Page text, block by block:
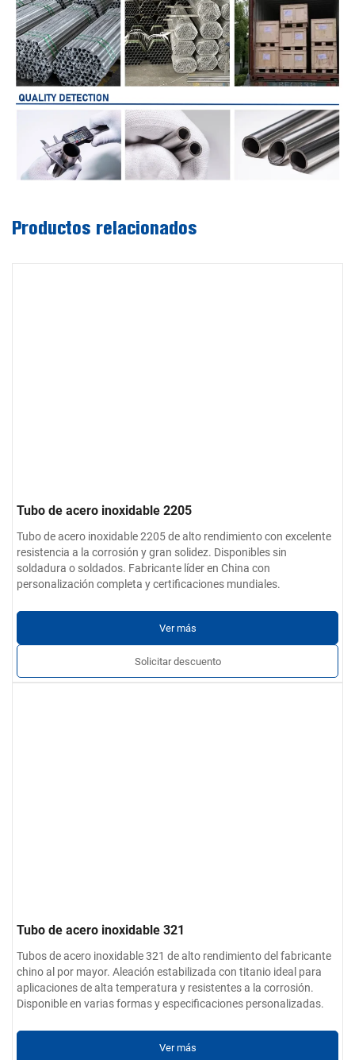
Productos relacionados
Tubo de acero inoxidable 2205
Tubo de acero inoxidable 2205 de alto rendimiento con excelente
resistencia a la corrosión y gran solidez. Disponibles sin
soldadura o soldados. Fabricante líder en China con
personalización completa y certificaciones mundiales.
Ver más
Solicitar descuento
Tubo de acero inoxidable 321
Tubos de acero inoxidable 321 de alto rendimiento del fabricante
chino al por mayor. Aleación estabilizada con titanio ideal para
aplicaciones de alta temperatura y resistentes a la corrosión.
Disponible en varias formas y especificaciones personalizadas.
Ver más